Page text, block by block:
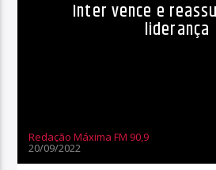
Inter vence e
liderança
Redação Máxima FM 90,9
20/09/2022